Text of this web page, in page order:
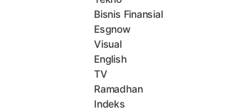
Bisnis Finansial
Esgnow
Visual
English
TV
Ramadhan
Indeks
Pelestarian
Keberlanjutan lingkungan